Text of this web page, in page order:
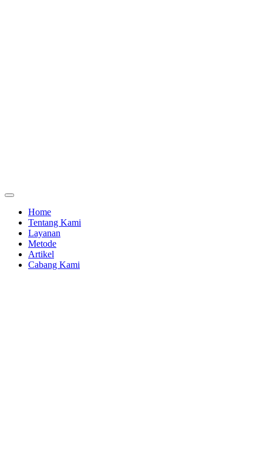
Home
Tentang Kami
Layanan
Metode
Artikel
Cabang Kami